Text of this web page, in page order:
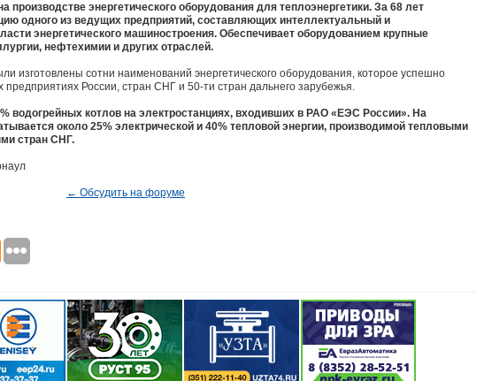
энергетического оборудования для теплоэнергетики. За 68 лет
одного из ведущих предприятий, составляющих интеллектуальный и
энергетического машиностроения. Обеспечивает оборудованием крупные
нефтехимии и других отраслей.
изготовлены сотни наименований энергетического оборудования, которое успешно
России, стран СНГ и 50-ти стран дальнего зарубежья.
водогрейных котлов на электростанциях, входивших в РАО «ЕЭС России». На
около 25% электрической и 40% тепловой энергии, производимой тепловыми
стран СНГ.
← Обсудить на форуме